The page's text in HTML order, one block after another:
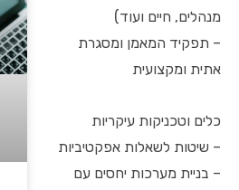
מנהלים, חיים ועוד)
– תפקיד המאמן ומסגרת
אתית ומקצועית
כלים וטכניקות עיקריות
– שיטות לשאלות אפקטיביות
– בניית מערכות יחסים עם